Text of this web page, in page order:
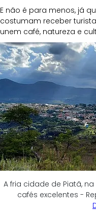
E não é para menos, já
costumam receber
unem café, natureza e
A fria cidade de Piatã,
cafés excelentes -